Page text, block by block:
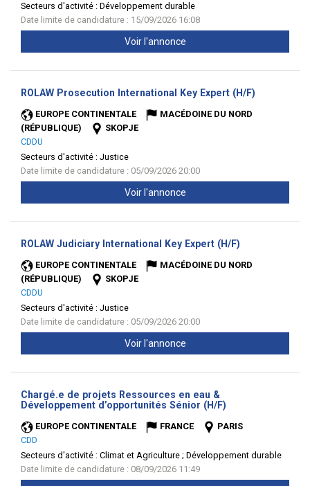
Secteurs d'activité : Développement durable
Date limite de candidature : 15/09/2026 16:08
Voir l'annonce
ROLAW Prosecution International Key Expert (H/F)
EUROPE CONTINENTALE
MACÉDOINE DU NORD
(RÉPUBLIQUE)
SKOPJE
CDDU
Secteurs d'activité : Justice
Date limite de candidature : 05/09/2026 20:00
Voir l'annonce
ROLAW Judiciary International Key Expert (H/F)
EUROPE CONTINENTALE
MACÉDOINE DU NORD
(RÉPUBLIQUE)
SKOPJE
CDDU
Secteurs d'activité : Justice
Date limite de candidature : 05/09/2026 20:00
Voir l'annonce
Chargé.e de projets Ressources en eau &
Développement d’opportunités Sénior (H/F)
EUROPE CONTINENTALE FRANCE
PARIS
CDD
Secteurs d'activité : Climat et Agriculture ; Développement durable
Date limite de candidature : 08/09/2026 11:49